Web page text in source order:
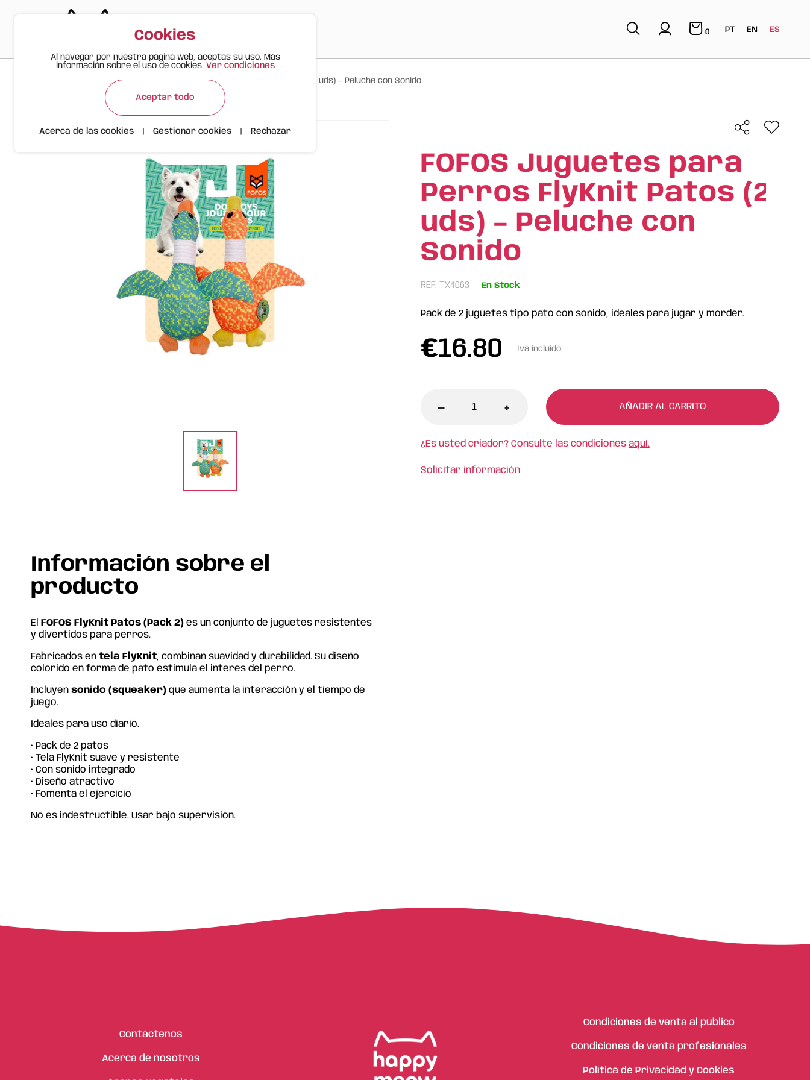
0 PT EN ES
Productos > > FOFOS Juguetes para Perros FlyKnit Patos (2 uds) – Peluche con Sonido
FOFOS Juguetes para
Perros FlyKnit Patos (2
uds) – Peluche con
Sonido
REF: TX4063 En Stock
Pack de 2 juguetes tipo pato con sonido, ideales para jugar y morder.
€16.80 Iva incluido
- + AÑADIR AL CARRITO
¿Es usted criador? Consulte las condiciones aquí.
Solicitar información
Información sobre el
producto
El FOFOS FlyKnit Patos (Pack 2) es un conjunto de juguetes resistentes
y divertidos para perros.
Fabricados entela FlyKnit, combinan suavidad y durabilidad. Su diseño
colorido en forma de pato estimula el interés del perro.
Incluyensonido (squeaker) que aumenta la interacción y el tiempo de
juego.
Ideales para uso diario.
• Pack de 2 patos
• Tela FlyKnit suave y resistente
• Con sonido integrado
• Diseño atractivo
• Fomenta el ejercicio
No es indestructible. Usar bajo supervisión.
Contáctenos
Acerca de nosotros
Condiciones de venta al público
Condiciones de venta profesionales
Política de Privacidad y Cookies
Cookies
Al navegar por nuestra página web, aceptas su uso. Más
información sobre el uso de cookies. Ver condiciones
Aceptar todo
Acerca de las cookies Gestionar cookies Rechazar